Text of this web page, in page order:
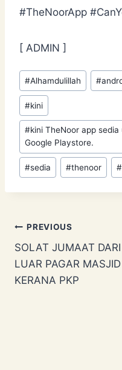
#TheNoorApp
[ ADMIN ]
Post
Tags:
#Alhamdulillah #
#kini
#kini TheNoor app
Google Playstore.
#sedia #thenoor #
Post
navigation
PREVIOUS
SOLAT JUMAAT DARI
LUAR PAGAR MASJID
KERANA PKP